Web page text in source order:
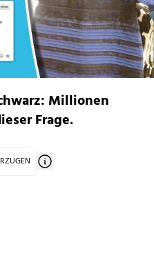
Millionen
Frage.